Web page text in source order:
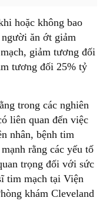
hoặc không bao
ăn ớt giảm
giảm tương đối
tương đối 25% tỷ
trong các nghiên
liên quan đến việc
nhân, bệnh tim
rằng các yếu tố
trọng đối với sức
tim mạch tại Viện
khám Cleveland